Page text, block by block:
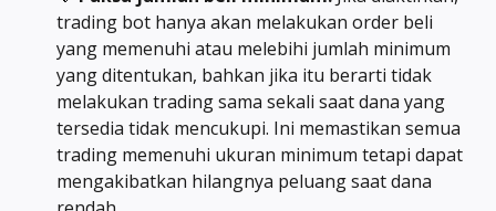
trading bot hanya akan melakukan order beli
yang memenuhi atau melebihi jumlah minimum
yang ditentukan, bahkan jika itu berarti tidak
melakukan trading sama sekali saat dana yang
tersedia tidak mencukupi. Ini memastikan semua
trading memenuhi ukuran minimum tetapi dapat
mengakibatkan hilangnya peluang saat dana